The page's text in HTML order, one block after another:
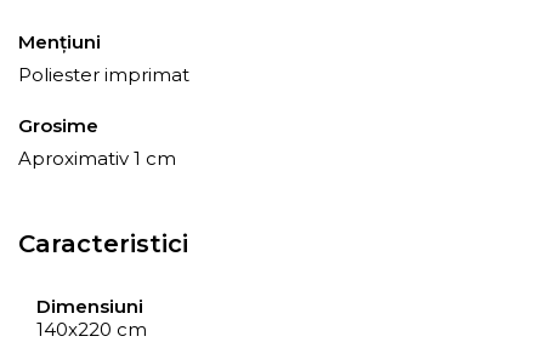
Mențiuni
Poliester imprimat
Grosime
Aproximativ 1 cm
Caracteristici
Dimensiuni
140x220 cm